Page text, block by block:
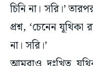
চিনি না। সরি।’
প্রশ্ন, ‘চেনেন যূথিকা
না। সরি।’